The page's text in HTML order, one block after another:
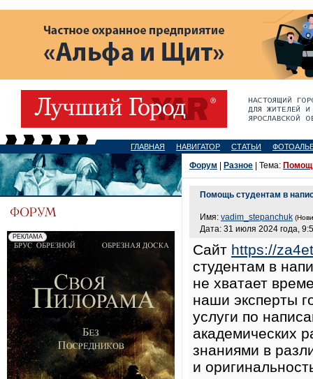
ГЛАВНАЯ НАВИГАТОР СТАТЬИ
Форум Разное | Тема:
Помощь студентам в
Имя: vadim_stepanchuk
Дата: 31 июля 2024 года,
Сайт https://
студентам в
не хватает
наши эксперты
услуги по
академических
знаниями в
и